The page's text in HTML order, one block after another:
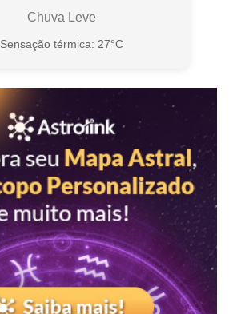
Chuva Leve
Sensação térmica: 27°C